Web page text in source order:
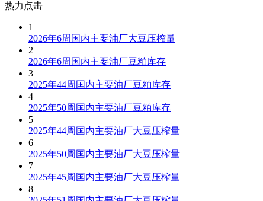
热力点击
1
2026年6周国内主要油厂大豆压榨量
2
2026年6周国内主要油厂豆粕库存
3
2025年44周国内主要油厂豆粕库存
4
2025年50周国内主要油厂豆粕库存
5
2025年44周国内主要油厂大豆压榨量
6
2025年50周国内主要油厂大豆压榨量
7
2025年45周国内主要油厂大豆压榨量
8